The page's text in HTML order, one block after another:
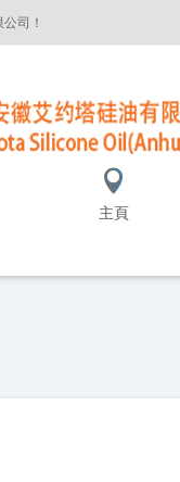
司！
主頁